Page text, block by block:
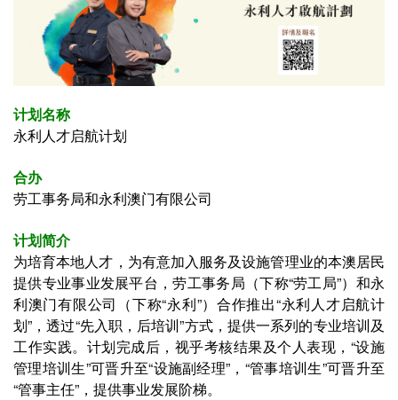
计划名称
永利人才启航计划
合办
劳工事务局和永利澳门有限公司
计划简介
为培育本地人才，为有意加入服务及设施管理业的本澳居民
提供专业事业发展平台，劳工事务局（下称“劳工局”）和永
利澳门有限公司（下称“永利”）合作推出“永利人才启航计
划”，透过“先入职，后培训”方式，提供一系列的专业培训及
工作实践。计划完成后，视乎考核结果及个人表现，“设施
管理培训生”可晋升至“设施副经理”，“管事培训生”可晋升至
“管事主任”，提供事业发展阶梯。